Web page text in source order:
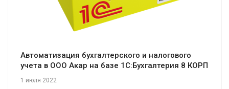
Автоматизация бухгалтерского и налогового
учета в ООО Акар на базе 1С:Бухгалтерия 8 КОРП
1 июля 2022